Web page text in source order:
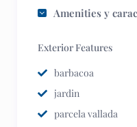
Amenities y
Exterior Features
barbacoa
jardin
parcela vallada